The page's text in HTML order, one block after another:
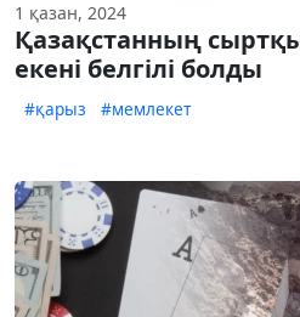
1 қазан, 2024
Қазақстанның
екені белгілі болды
#қарыз #мемлекет